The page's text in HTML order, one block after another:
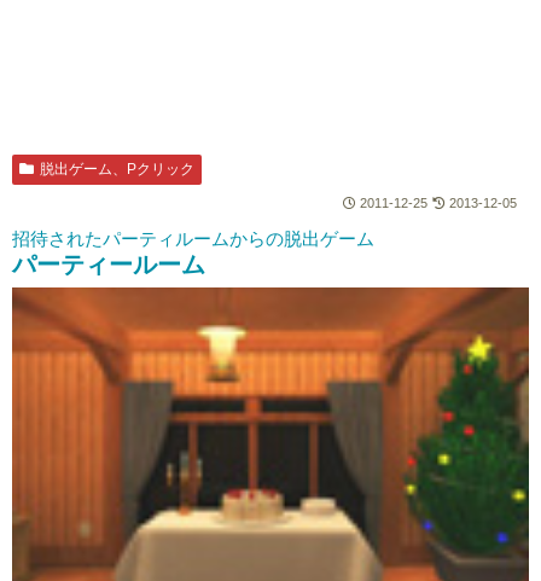
脱出ゲーム、Pクリック
2011-12-25 2013-12-05
招待されたパーティルームからの脱出ゲーム
パーティールーム